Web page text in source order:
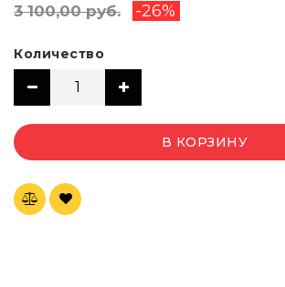
3 100,00 руб. -26%
Количество
В КОРЗИНУ